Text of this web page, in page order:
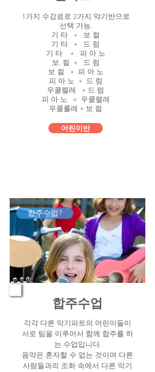
1가지 수강료로 2가지 악기반으로
선택 가능.
​기 타 + 보 컬
기 타 + 드 럼
기 타 + 피 아 노
보. 컬 + 드 럼
보 컬 + 피 아 노
피 아 노 + 드 럼
우쿨렐레 + 드 럼
피 아 노 + 우쿨렐레
우쿨룰레 + 보 컬
어린이반
합주수업?
합주수업
각각 다른 악기파트의 어린이들이
서로 팀을 이루어서 함께 합주를 하
는 수업입니다.
음악은 혼자할 수 없는 것이며 다른
사람들과의 조화 속에서 다른 악기